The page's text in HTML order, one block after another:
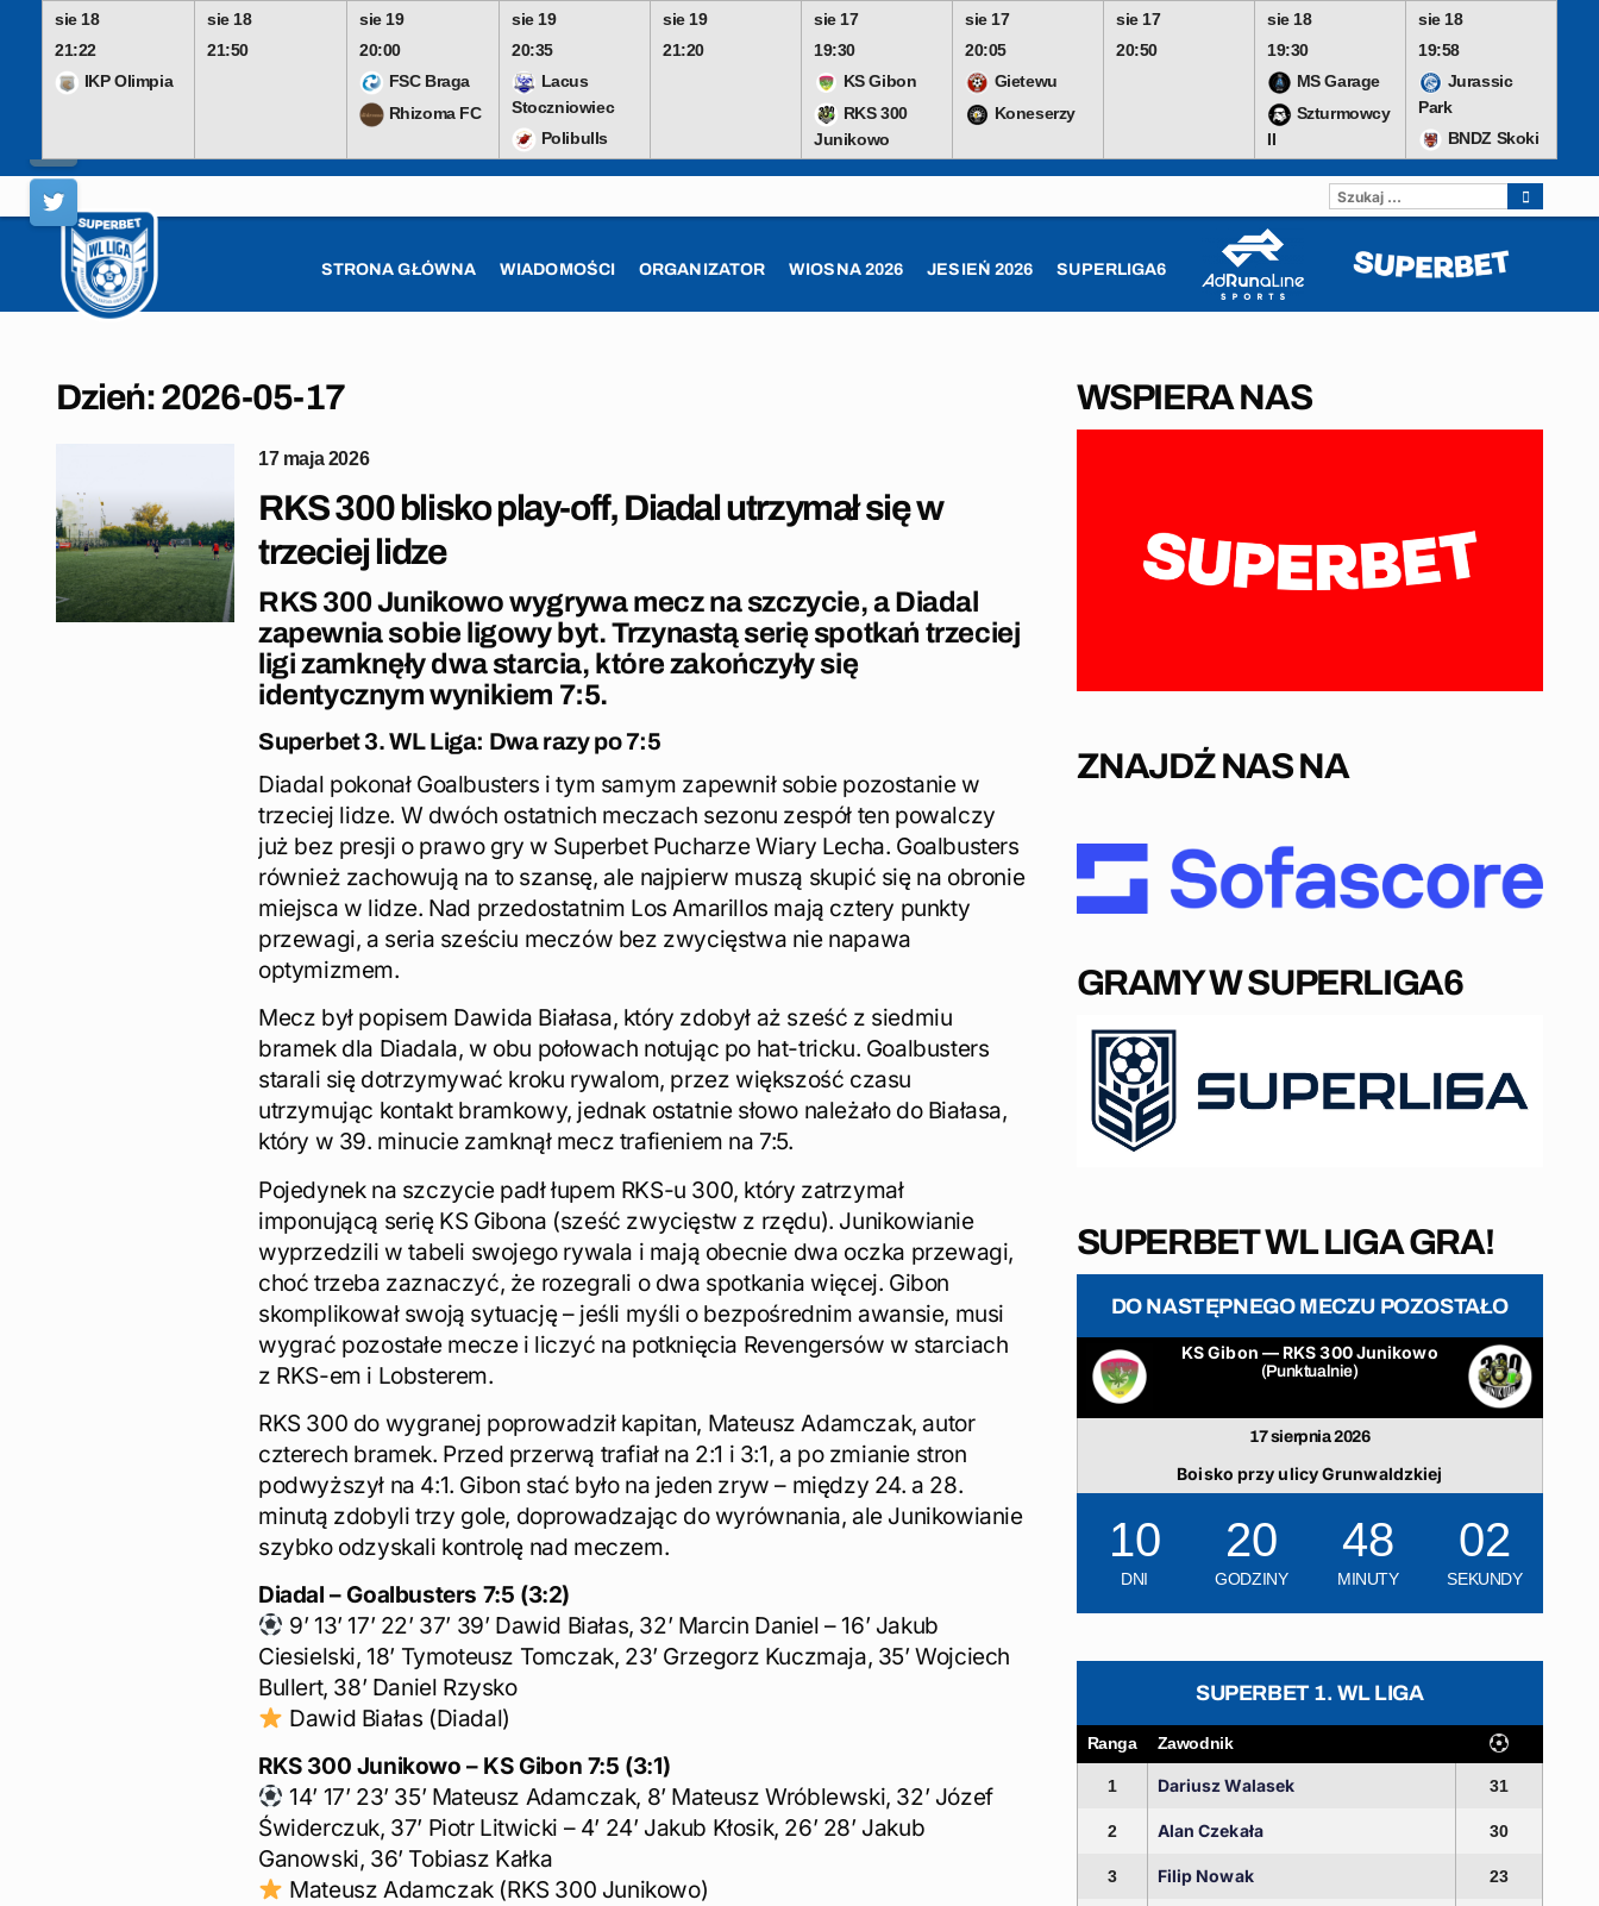
sie 18
21:22
IKP Olimpia
sie 18
21:50
sie 19
20:00
FSC Braga
Rhizoma FC
sie 19
20:35
Lacus
Stoczniowiec
Polibulls
sie 19
21:20
sie 17
19:30
KS Gibon
RKS 300
Junikowo
sie 17
20:05
Gietewu
Koneserzy
sie 17
20:50
sie 18
19:30
MS Garage
Szturmowcy
II
sie 18
19:58
Jurassic
Park
BNDZ Skoki
Skip
content
STRONA GŁÓWNA WIADOMOŚCI ORGANIZATOR WIOSNA 2026 JESIEŃ 2026 SUPERLIGA6
SZUKAJ:
Dzień:2026-05-17
17 maja 2026
RKS 300 blisko play-off, Diadal utrzymał się w
trzeciej lidze
RKS 300 Junikowo wygrywa mecz na szczycie, a Diadal
zapewnia sobie ligowy byt. Trzynastą serię spotkań trzeciej
ligi zamknęły dwa starcia, które zakończyły się
identycznym wynikiem 7:5.
Superbet 3. WL Liga: Dwa razy po 7:5
Diadal pokonał Goalbusters i tym samym zapewnił sobie pozostanie w
trzeciej lidze. W dwóch ostatnich meczach sezonu zespół ten powalczy
już bez presji o prawo gry w Superbet Pucharze Wiary Lecha. Goalbusters
również zachowują na to szansę, ale najpierw muszą skupić się na obronie
miejsca w lidze. Nad przedostatnim Los Amarillos mają cztery punkty
przewagi, a seria sześciu meczów bez zwycięstwa nie napawa
optymizmem.
Mecz był popisem Dawida Białasa, który zdobył aż sześć z siedmiu
bramek dla Diadala, w obu połowach notując po hat-tricku. Goalbusters
starali się dotrzymywać kroku rywalom, przez większość czasu
utrzymując kontakt bramkowy, jednak ostatnie słowo należało do Białasa,
który w 39. minucie zamknął mecz trafieniem na 7:5.
Pojedynek na szczycie padł łupem RKS-u 300, który zatrzymał
imponującą serię KS Gibona (sześć zwycięstw z rzędu). Junikowianie
wyprzedzili w tabeli swojego rywala i mają obecnie dwa oczka przewagi,
choć trzeba zaznaczyć, że rozegrali o dwa spotkania więcej. Gibon
skomplikował swoją sytuację – jeśli myśli o bezpośrednim awansie, musi
wygrać pozostałe mecze i liczyć na potknięcia Revengersów w starciach
z RKS-em i Lobsterem.
RKS 300 do wygranej poprowadził kapitan, Mateusz Adamczak, autor
czterech bramek. Przed przerwą trafiał na 2:1 i 3:1, a po zmianie stron
podwyższył na 4:1. Gibon stać było na jeden zryw – między 24. a 28.
minutą zdobyli trzy gole, doprowadzając do wyrównania, ale Junikowianie
szybko odzyskali kontrolę nad meczem.
Diadal – Goalbusters 7:5 (3:2)
9’ 13’ 17’ 22’ 37’ 39’ Dawid Białas, 32’ Marcin Daniel – 16’ Jakub
Ciesielski, 18’ Tymoteusz Tomczak, 23’ Grzegorz Kuczmaja, 35’ Wojciech
Bullert, 38’ Daniel Rzysko
Dawid Białas (Diadal)
RKS 300 Junikowo – KS Gibon 7:5 (3:1)
14’ 17’ 23’ 35’ Mateusz Adamczak, 8’ Mateusz Wróblewski, 32’ Józef
Świderczuk, 37’ Piotr Litwicki – 4’ 24’ Jakub Kłosik, 26’ 28’ Jakub
Ganowski, 36’ Tobiasz Kałka
Mateusz Adamczak (RKS 300 Junikowo)
WSPIERA NAS
ZNAJDŹ NAS NA
GRAMY W SUPERLIGA6
SUPERBET WL LIGA GRA!
DO NASTĘPNEGO MECZU POZOSTAŁO
KS Gibon — RKS 300 Junikowo
(Punktualnie)
17 sierpnia 2026
Boisko przy ulicy Grunwaldzkiej
10
DNI
20
GODZINY
48
MINUTY
01
SEKUNDY
SUPERBET 1. WL LIGA
Ranga Zawodnik
1 Dariusz Walasek 31
2 Alan Czekała 30
3 Filip Nowak 23